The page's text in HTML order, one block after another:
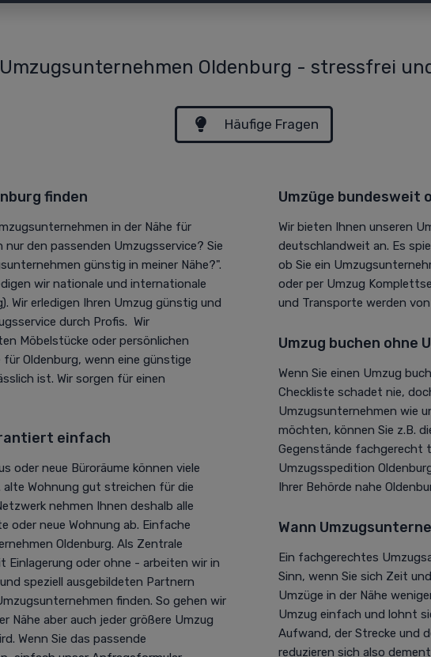
Umzugsunternehmen Oldenburg - stressfrei
Häufige Fragen
finden
in der Nähe für
den passenden Umzugsservice? Sie
günstig in meiner Nähe?".
wir nationale und internationale
Wir erledigen Ihren Umzug günstig und
durch Profis. Wir
Möbelstücke oder persönlichen
Oldenburg, wenn eine günstige
ist. Wir sorgen für einen
einfach
oder neue Büroräume können viele
Wohnung gut streichen für die
nehmen Ihnen deshalb alle
oder neue Wohnung ab. Einfache
Oldenburg. Als Zentrale
oder ohne - arbeiten wir in
speziell ausgebildeten Partnern
finden. So gehen wir
Nähe aber auch jeder größere Umzug
Wenn Sie das passende
Umzüge bundesweit
Wir bieten Ihnen unseren
deutschlandweit an. Es
ob Sie ein
oder per Umzug
und Transporte werden
Umzug buchen ohne
Wenn Sie einen Umzug
Checkliste schadet nie,
Umzugsunternehmen wie
möchten, können Sie z.B.
Gegenstände fachgerecht
Umzugsspedition
Ihrer Behörde nahe
Wann
Ein fachgerechtes
Sinn, wenn Sie sich Zeit
Umzüge in der Nähe
Umzug einfach und lohnt
Aufwand, der Strecke und
reduzieren sich also